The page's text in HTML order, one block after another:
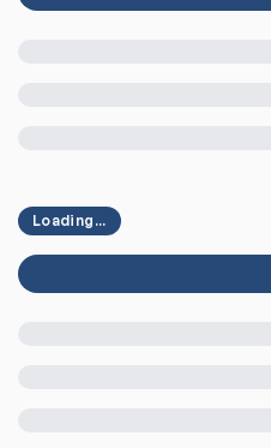
Loading...